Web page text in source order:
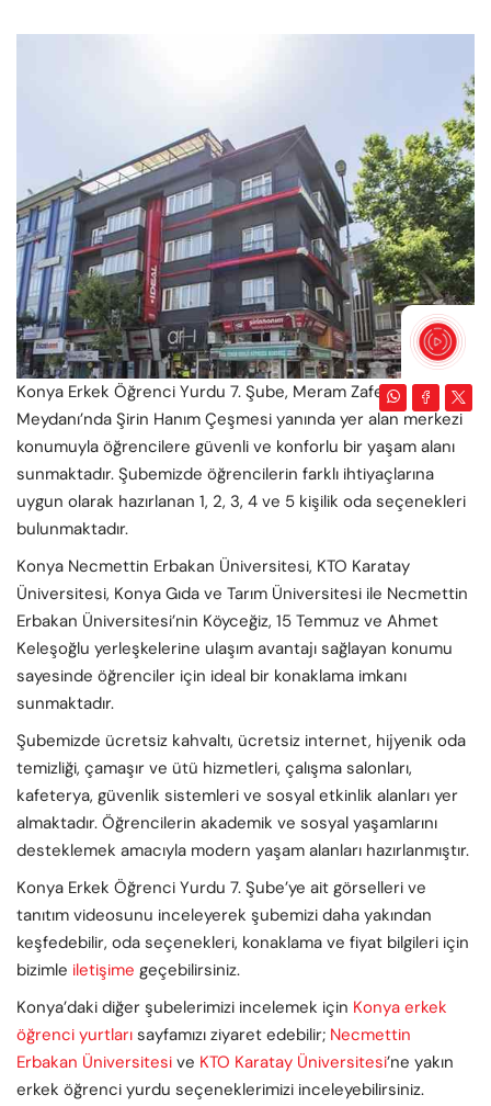
  
Konya Erkek Öğrenci Yurdu 7. Şube, Meram Zafer
Meydanı’nda Şirin Hanım Çeşmesi yanında yer alan merkezi
konumuyla öğrencilere güvenli ve konforlu bir yaşam alanı
sunmaktadır. Şubemizde öğrencilerin farklı ihtiyaçlarına
uygun olarak hazırlanan 1, 2, 3, 4 ve 5 kişilik oda seçenekleri
bulunmaktadır.
Konya Necmettin Erbakan Üniversitesi, KTO Karatay
Üniversitesi, Konya Gıda ve Tarım Üniversitesi ile Necmettin
Erbakan Üniversitesi’nin Köyceğiz, 15 Temmuz ve Ahmet
Keleşoğlu yerleşkelerine ulaşım avantajı sağlayan konumu
sayesinde öğrenciler için ideal bir konaklama imkanı
sunmaktadır.
Şubemizde ücretsiz kahvaltı, ücretsiz internet, hijyenik oda
temizliği, çamaşır ve ütü hizmetleri, çalışma salonları,
kafeterya, güvenlik sistemleri ve sosyal etkinlik alanları yer
almaktadır. Öğrencilerin akademik ve sosyal yaşamlarını
desteklemek amacıyla modern yaşam alanları hazırlanmıştır.
Konya Erkek Öğrenci Yurdu 7. Şube’ye ait görselleri ve
tanıtım videosunu inceleyerek şubemizi daha yakından
keşfedebilir, oda seçenekleri, konaklama ve fiyat bilgileri için
bizimle iletişime geçebilirsiniz.
Konya’daki diğer şubelerimizi incelemek için Konya erkek
öğrenci yurtları sayfamızı ziyaret edebilir; Necmettin
Erbakan Üniversitesi ve KTO Karatay Üniversitesi’ne yakın
erkek öğrenci yurdu seçeneklerimizi inceleyebilirsiniz.